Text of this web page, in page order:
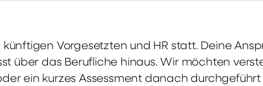
Vorgesetzten und HR statt. Deine
über das Berufliche hinaus. Wir möchten
ein kurzes Assessment danach